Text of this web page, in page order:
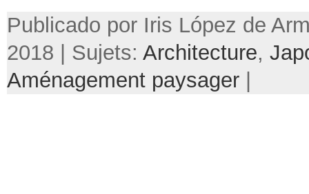
Publicado por Iris López de
2018 | Sujets: Architecture,
Aménagement paysager